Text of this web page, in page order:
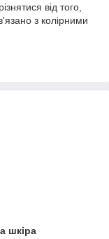
від того,
з колірними
шкіра